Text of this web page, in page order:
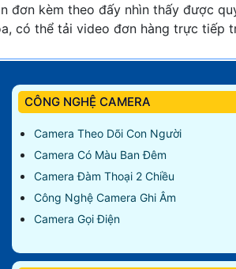
đơn kèm theo đấy nhìn thấy được
có thể tải video đơn hàng trực tiếp
CÔNG NGHỆ CAMERA
Camera Theo Dõi Con Người
Camera Có Màu Ban Đêm
Camera Đàm Thoại 2 Chiều
Công Nghệ Camera Ghi Âm
Camera Gọi Điện